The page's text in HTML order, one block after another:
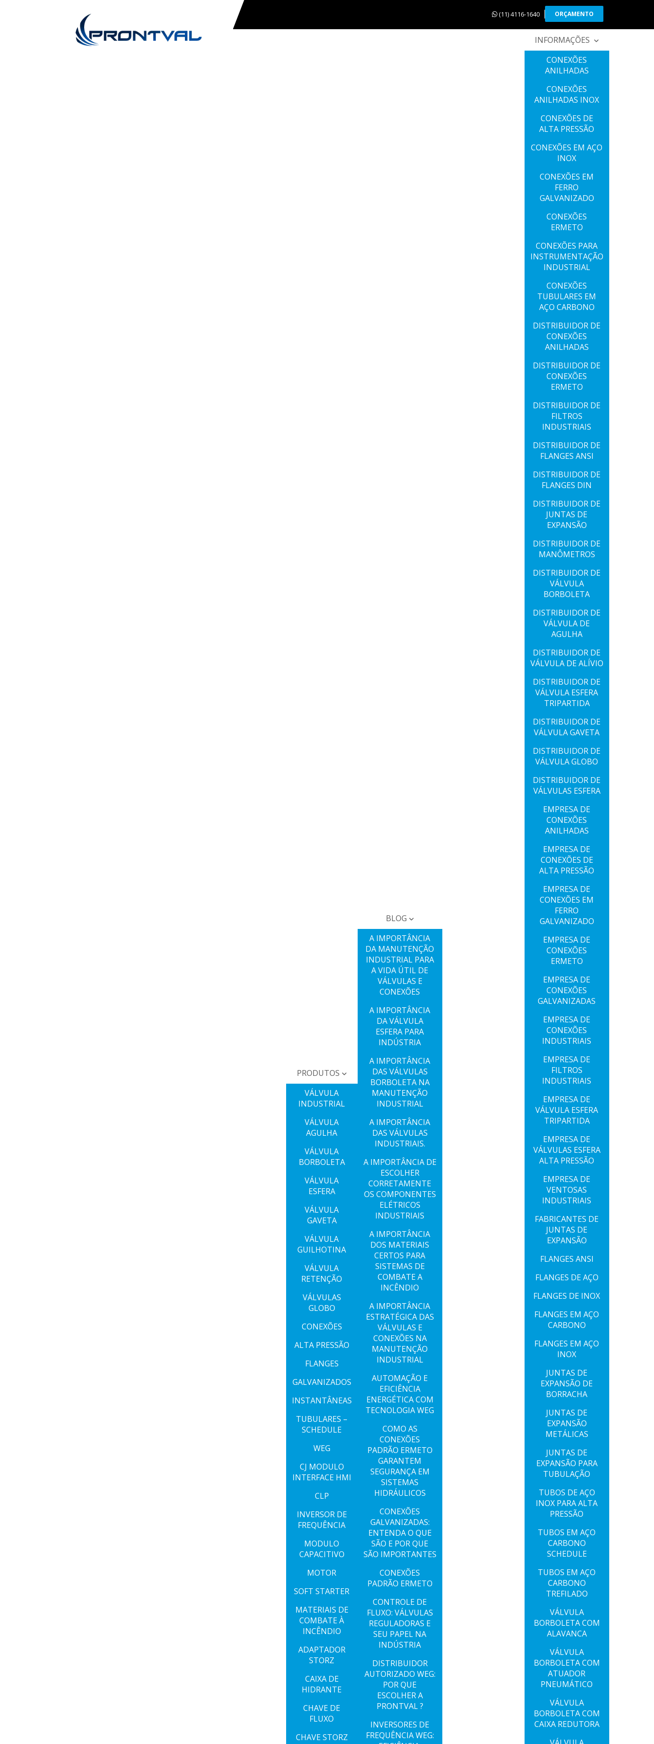
(11) 4116-1640 ORÇAMENTO
PRODUTOS
VÁLVULA
INDUSTRIAL
VÁLVULA
AGULHA
VÁLVULA
BORBOLETA
VÁLVULA
ESFERA
VÁLVULA
GAVETA
VÁLVULA
GUILHOTINA
VÁLVULA
RETENÇÃO
VÁLVULAS
GLOBO
CONEXÕES
ALTA PRESSÃO
FLANGES
GALVANIZADOS
INSTANTÂNEAS
TUBULARES –
SCHEDULE
WEG
CJ MODULO
INTERFACE HMI
CLP
INVERSOR DE
FREQUÊNCIA
MODULO
CAPACITIVO
MOTOR
SOFT STARTER
MATERIAIS DE
COMBATE À
INCÊNDIO
ADAPTADOR
STORZ
CAIXA DE
HIDRANTE
CHAVE DE
FLUXO
CHAVE STORZ
BLOG
A IMPORTÂNCIA
DA MANUTENÇÃO
INDUSTRIAL PARA
A VIDA ÚTIL DE
VÁLVULAS E
CONEXÕES
A IMPORTÂNCIA
DA VÁLVULA
ESFERA PARA
INDÚSTRIA
A IMPORTÂNCIA
DAS VÁLVULAS
BORBOLETA NA
MANUTENÇÃO
INDUSTRIAL
A IMPORTÂNCIA
DAS VÁLVULAS
INDUSTRIAIS.
A IMPORTÂNCIA DE
ESCOLHER
CORRETAMENTE
OS COMPONENTES
ELÉTRICOS
INDUSTRIAIS
A IMPORTÂNCIA
DOS MATERIAIS
CERTOS PARA
SISTEMAS DE
COMBATE A
INCÊNDIO
A IMPORTÂNCIA
ESTRATÉGICA DAS
VÁLVULAS E
CONEXÕES NA
MANUTENÇÃO
INDUSTRIAL
AUTOMAÇÃO E
EFICIÊNCIA
ENERGÉTICA COM
TECNOLOGIA WEG
COMO AS
CONEXÕES
PADRÃO ERMETO
GARANTEM
SEGURANÇA EM
SISTEMAS
HIDRÁULICOS
CONEXÕES
GALVANIZADAS:
ENTENDA O QUE
SÃO E POR QUE
SÃO IMPORTANTES
CONEXÕES
PADRÃO ERMETO
CONTROLE DE
FLUXO: VÁLVULAS
REGULADORAS E
SEU PAPEL NA
INDÚSTRIA
DISTRIBUIDOR
AUTORIZADO WEG:
POR QUE
ESCOLHER A
PRONTVAL ?
INVERSORES DE
FREQUÊNCIA WEG:
INFORMAÇÕES
CONEXÕES
ANILHADAS
CONEXÕES
ANILHADAS INOX
CONEXÕES DE
ALTA PRESSÃO
CONEXÕES EM AÇO
INOX
CONEXÕES EM
FERRO
GALVANIZADO
CONEXÕES
ERMETO
CONEXÕES PARA
INSTRUMENTAÇÃO
INDUSTRIAL
CONEXÕES
TUBULARES EM
AÇO CARBONO
DISTRIBUIDOR DE
CONEXÕES
ANILHADAS
DISTRIBUIDOR DE
CONEXÕES
ERMETO
DISTRIBUIDOR DE
FILTROS
INDUSTRIAIS
DISTRIBUIDOR DE
FLANGES ANSI
DISTRIBUIDOR DE
FLANGES DIN
DISTRIBUIDOR DE
JUNTAS DE
EXPANSÃO
DISTRIBUIDOR DE
MANÔMETROS
DISTRIBUIDOR DE
VÁLVULA
BORBOLETA
DISTRIBUIDOR DE
VÁLVULA DE
AGULHA
DISTRIBUIDOR DE
VÁLVULA DE ALÍVIO
DISTRIBUIDOR DE
VÁLVULA ESFERA
TRIPARTIDA
DISTRIBUIDOR DE
VÁLVULA GAVETA
DISTRIBUIDOR DE
VÁLVULA GLOBO
DISTRIBUIDOR DE
VÁLVULAS ESFERA
EMPRESA DE
CONEXÕES
ANILHADAS
EMPRESA DE
CONEXÕES DE
ALTA PRESSÃO
EMPRESA DE
CONEXÕES EM
FERRO
GALVANIZADO
EMPRESA DE
CONEXÕES
ERMETO
EMPRESA DE
CONEXÕES
GALVANIZADAS
EMPRESA DE
CONEXÕES
INDUSTRIAIS
EMPRESA DE
FILTROS
INDUSTRIAIS
EMPRESA DE
VÁLVULA ESFERA
TRIPARTIDA
EMPRESA DE
VÁLVULAS ESFERA
ALTA PRESSÃO
EMPRESA DE
VENTOSAS
INDUSTRIAIS
FABRICANTES DE
JUNTAS DE
EXPANSÃO
FLANGES ANSI
FLANGES DE AÇO
FLANGES DE INOX
FLANGES EM AÇO
CARBONO
FLANGES EM AÇO
INOX
JUNTAS DE
EXPANSÃO DE
BORRACHA
JUNTAS DE
EXPANSÃO
METÁLICAS
JUNTAS DE
EXPANSÃO PARA
TUBULAÇÃO
TUBOS DE AÇO
INOX PARA ALTA
PRESSÃO
TUBOS EM AÇO
CARBONO
SCHEDULE
TUBOS EM AÇO
CARBONO
TREFILADO
VÁLVULA
BORBOLETA COM
ALAVANCA
VÁLVULA
BORBOLETA COM
ATUADOR
PNEUMÁTICO
VÁLVULA
BORBOLETA COM
CAIXA REDUTORA